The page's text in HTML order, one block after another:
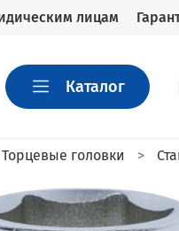
лицам
Каталог
Торцевые головки